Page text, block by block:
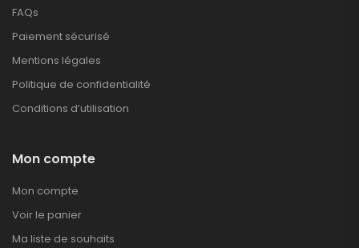
FAQs
Paiement sécurisé
Mentions légales
Politique de confidentialité
Conditions d’utilisation
Mon compte
Mon compte
Voir le panier
Ma liste de souhaits